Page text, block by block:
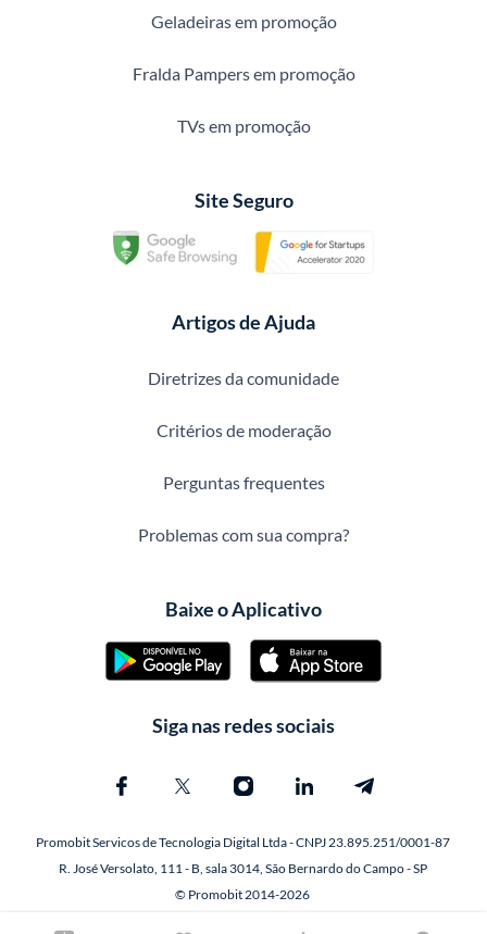
Geladeiras em promoção
Fralda Pampers em promoção
TVs em promoção
Site Seguro
Artigos de Ajuda
Diretrizes da comunidade
Critérios de moderação
Perguntas frequentes
Problemas com sua compra?
Baixe o Aplicativo
Siga nas redes sociais
Promobit Servicos de Tecnologia Digital Ltda - CNPJ 23.895.251/0001-87
R. José Versolato, 111 - B, sala 3014, São Bernardo do Campo - SP
© Promobit 2014-2026